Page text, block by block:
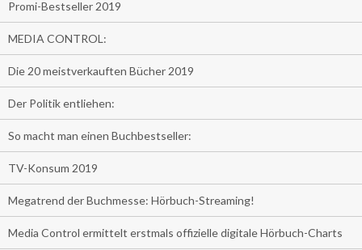
Promi-Bestseller 2019
MEDIA CONTROL:
Die 20 meistverkauften Bücher 2019
Der Politik entliehen:
So macht man einen Buchbestseller:
TV-Konsum 2019
Megatrend der Buchmesse: Hörbuch-Streaming!
Media Control ermittelt erstmals offizielle digitale Hörbuch-Charts